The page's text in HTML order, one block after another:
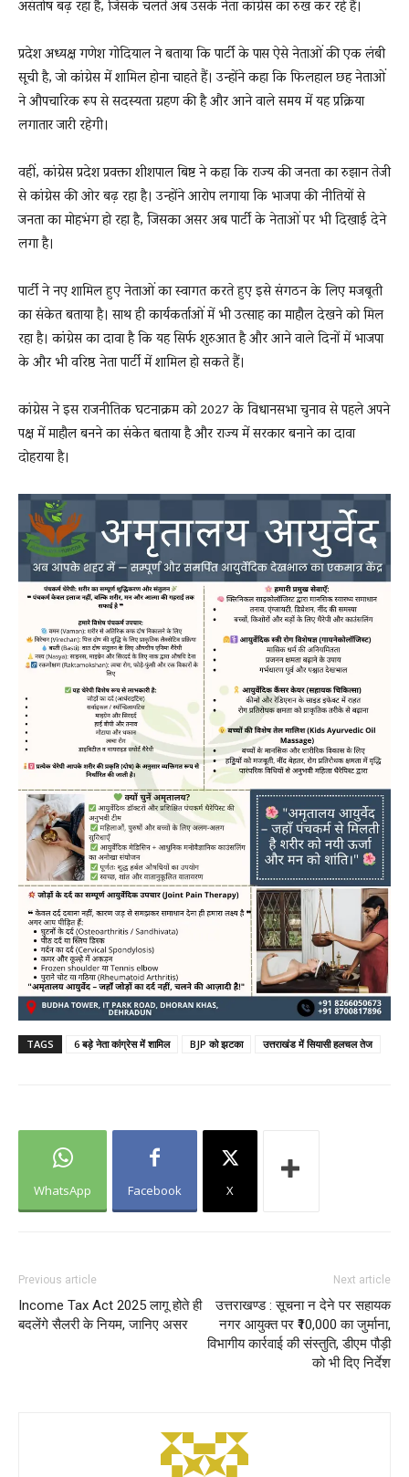
असंतोष बढ़ रहा है, जिसके चलते अब उसके नेता कांग्रेस का रुख कर रहे हैं।
प्रदेश अध्यक्ष गणेश गोदियाल ने बताया कि पार्टी के पास ऐसे नेताओं की एक लंबी
सूची है, जो कांग्रेस में शामिल होना चाहते हैं। उन्होंने कहा कि फिलहाल छह नेताओं
ने औपचारिक रूप से सदस्यता ग्रहण की है और आने वाले समय में यह प्रक्रिया
लगातार जारी रहेगी।
वहीं, कांग्रेस प्रदेश प्रवक्ता शीशपाल बिष्ट ने कहा कि राज्य की जनता का रुझान तेजी
से कांग्रेस की ओर बढ़ रहा है। उन्होंने आरोप लगाया कि भाजपा की नीतियों से
जनता का मोहभंग हो रहा है, जिसका असर अब पार्टी के नेताओं पर भी दिखाई देने
लगा है।
पार्टी ने नए शामिल हुए नेताओं का स्वागत करते हुए इसे संगठन के लिए मजबूती
का संकेत बताया है। साथ ही कार्यकर्ताओं में भी उत्साह का माहौल देखने को मिल
रहा है। कांग्रेस का दावा है कि यह सिर्फ शुरुआत है और आने वाले दिनों में भाजपा
के और भी वरिष्ठ नेता पार्टी में शामिल हो सकते हैं।
कांग्रेस ने इस राजनीतिक घटनाक्रम को 2027 के विधानसभा चुनाव से पहले अपने
पक्ष में माहौल बनने का संकेत बताया है और राज्य में सरकार बनाने का दावा
दोहराया है।
TAGS 6 बड़े नेता कांग्रेस में शामिल BJP को झटका उत्तराखंड में सियासी हलचल तेज
WhatsApp Facebook X
Previous article
Income Tax Act 2025 लागू होते ही
बदलेंगे सैलरी के नियम, जानिए असर
Next article
उत्तराखण्ड : सूचना न देने पर सहायक
नगर आयुक्त पर ₹10,000 का जुर्माना,
विभागीय कार्रवाई की संस्तुति, डीएम पौड़ी
को भी दिए निर्देश